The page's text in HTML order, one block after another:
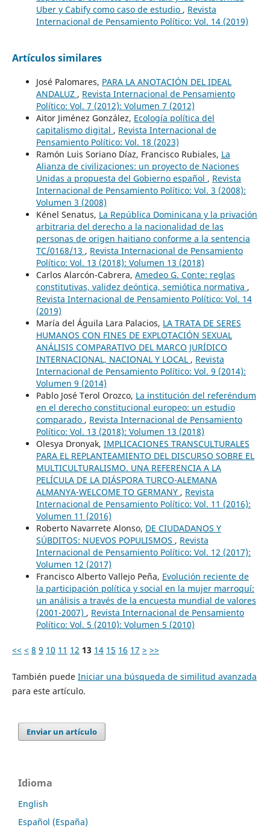
Uber y Cabify como caso de estudio , Revista
Internacional de Pensamiento Político: Vol. 14 (2019)
Artículos similares
José Palomares, PARA LA ANOTACIÓN DEL IDEAL
ANDALUZ , Revista Internacional de Pensamiento
Político: Vol. 7 (2012): Volumen 7 (2012)
Aitor Jiménez González, Ecología política del
capitalismo digital , Revista Internacional de
Pensamiento Político: Vol. 18 (2023)
Ramón Luis Soriano Díaz, Francisco Rubiales, La
Alianza de civilizaciones: un proyecto de Naciones
Unidas a propuesta del Gobierno español , Revista
Internacional de Pensamiento Político: Vol. 3 (2008):
Volumen 3 (2008)
Kénel Senatus, La República Dominicana y la privación
arbitraria del derecho a la nacionalidad de las
personas de origen haitiano conforme a la sentencia
TC/0168/13 , Revista Internacional de Pensamiento
Político: Vol. 13 (2018): Volumen 13 (2018)
Carlos Alarcón-Cabrera, Amedeo G. Conte: reglas
constitutivas, validez deóntica, semiótica normativa ,
Revista Internacional de Pensamiento Político: Vol. 14
(2019)
María del Águila Lara Palacios, LA TRATA DE SERES
HUMANOS CON FINES DE EXPLOTACIÓN SEXUAL
ANÁLISIS COMPARATIVO DEL MARCO JURÍDICO
INTERNACIONAL, NACIONAL Y LOCAL , Revista
Internacional de Pensamiento Político: Vol. 9 (2014):
Volumen 9 (2014)
Pablo José Terol Orozco, La institución del referéndum
en el derecho constitucional europeo: un estudio
comparado , Revista Internacional de Pensamiento
Político: Vol. 13 (2018): Volumen 13 (2018)
Olesya Dronyak, IMPLICACIONES TRANSCULTURALES
PARA EL REPLANTEAMIENTO DEL DISCURSO SOBRE EL
MULTICULTURALISMO. UNA REFERENCIA A LA
PELÍCULA DE LA DIÁSPORA TURCO-ALEMANA
ALMANYA-WELCOME TO GERMANY , Revista
Internacional de Pensamiento Político: Vol. 11 (2016):
Volumen 11 (2016)
Roberto Navarrete Alonso, DE CIUDADANOS Y
SÚBDITOS: NUEVOS POPULISMOS , Revista
Internacional de Pensamiento Político: Vol. 12 (2017):
Volumen 12 (2017)
Francisco Alberto Vallejo Peña, Evolución reciente de
la participación política y social en la mujer marroquí:
un análisis a través de la encuesta mundial de valores
(2001-2007) , Revista Internacional de Pensamiento
Político: Vol. 5 (2010): Volumen 5 (2010)
<< < 8 9 10 11 12 13 14 15 16 17 > >>
También puede Iniciar una búsqueda de similitud avanzada
para este artículo.
Enviar un artículo
Idioma
English
Español (España)